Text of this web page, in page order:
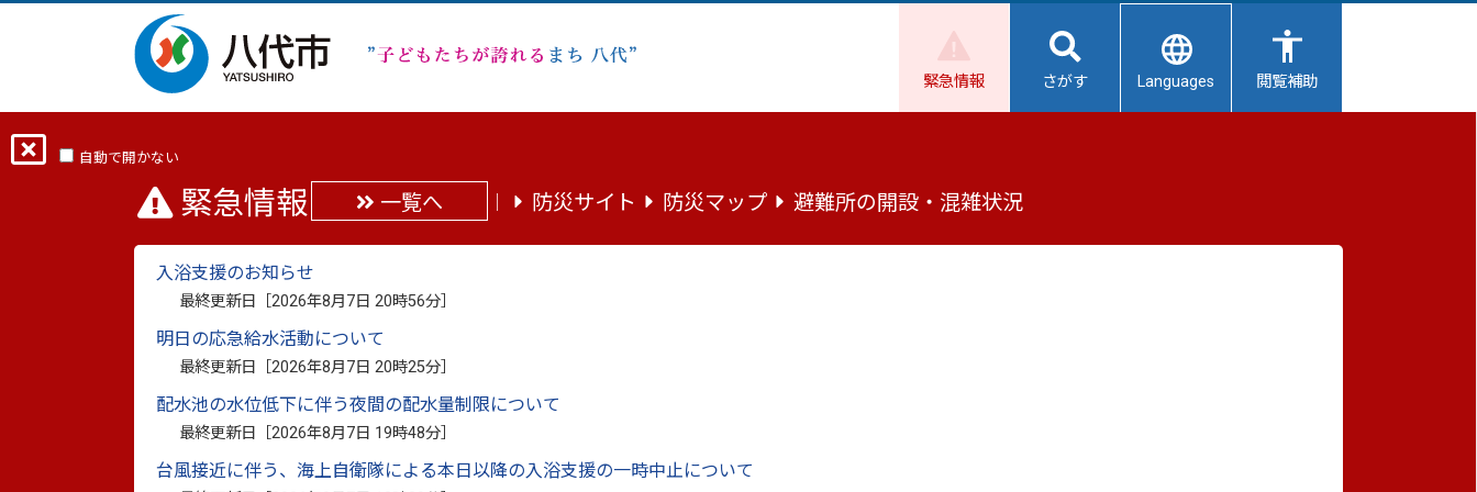
緊急情報 さがす Languages 閲覧補助
自動で開かない
緊急情報 一覧へ 防災サイト 防災マップ 避難所の開設・混雑状況
入浴支援のお知らせ
最終更新日［2026年8月7日 20時56分
明日の応急給水活動について
最終更新日［2026年8月7日 20時25分
配水池の水位低下に伴う夜間の配水量制限について
最終更新日［2026年8月7日 19時48分
台風接近に伴う、海上自衛隊による本日以降の入浴支援の一時中止について
お問い合わせ
生涯学習課
ご利用の際は、以下の注意事項をご確認のうえ、ご入力ください1.お問い合わせの内容によっては、回答までに、お時間をいただく場合があります。2.回答は、
基本的に電子メールで行いますが、緊急を要する場合や…
教育サポートセンター